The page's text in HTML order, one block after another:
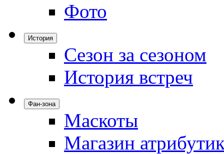
Фото
История
Сезон за сезоном
История встреч
Фан-зона
Маскоты
Магазин